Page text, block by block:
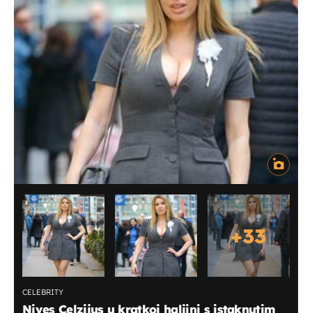
+33
CELEBRITY
Nives Celzijus u kratkoj haljini s istaknutim